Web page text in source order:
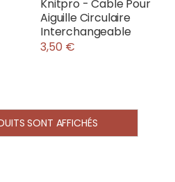
Knitpro - Cable Pour
Aiguille Circulaire
Interchangeable
3,50 €
SONT AFFICHÉS